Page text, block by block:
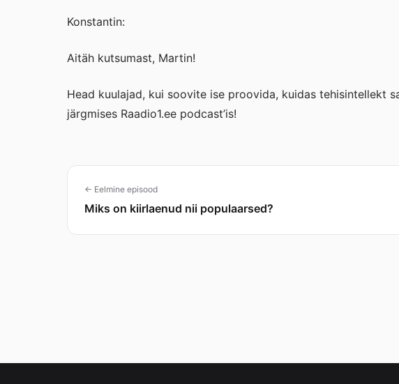
Konstantin:
Aitäh kutsumast, Martin!
Head kuulajad, kui soovite ise proovida, kuidas tehisintellekt
järgmises Raadio1.ee podcast’is!
← Eelmine episood
Miks on kiirlaenud nii populaarsed?